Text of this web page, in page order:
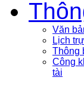
Văn
Lịch
Thông
Công
tài